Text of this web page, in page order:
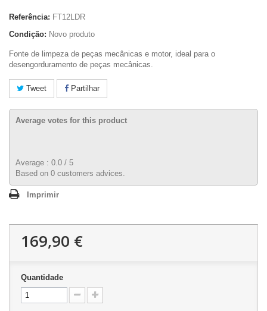
Referência: FT12LDR
Condição: Novo produto
Fonte de limpeza de peças mecânicas e motor, ideal para o
desengorduramento de peças mecânicas.
Tweet Partilhar
Average votes for this product
Average : 0.0 / 5
Based on 0 customers advices.
Imprimir
169,90 €
Quantidade